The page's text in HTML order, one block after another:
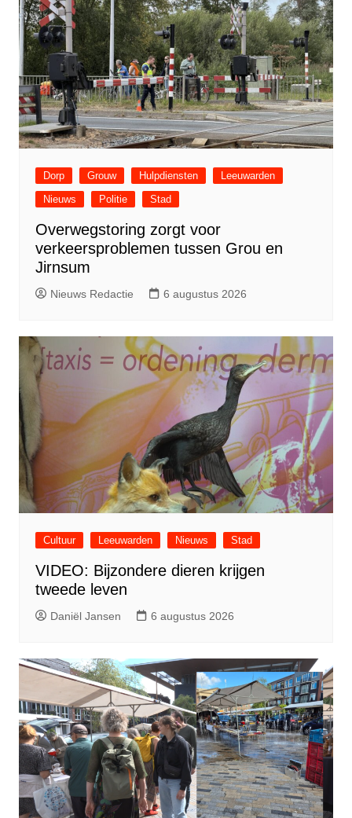
Dorp Grouw Hulpdiensten
Leeuwarden
Nieuws
Politie Stad
Overwegstoring zorgt voor
verkeersproblemen tussen Grou en
Jirnsum
Nieuws Redactie 6 augustus 2026
Cultuur Leeuwarden Nieuws Stad
VIDEO: Bijzondere dieren krijgen
tweede leven
Daniël Jansen 6 augustus 2026